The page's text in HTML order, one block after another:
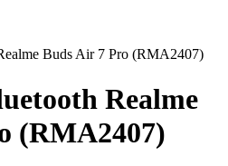
Buds Air 7 Pro (RMA2407)
Realme
(RMA2407)